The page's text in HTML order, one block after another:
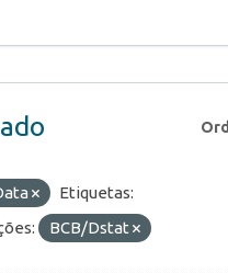
Etiquetas:
BCB/Dstat